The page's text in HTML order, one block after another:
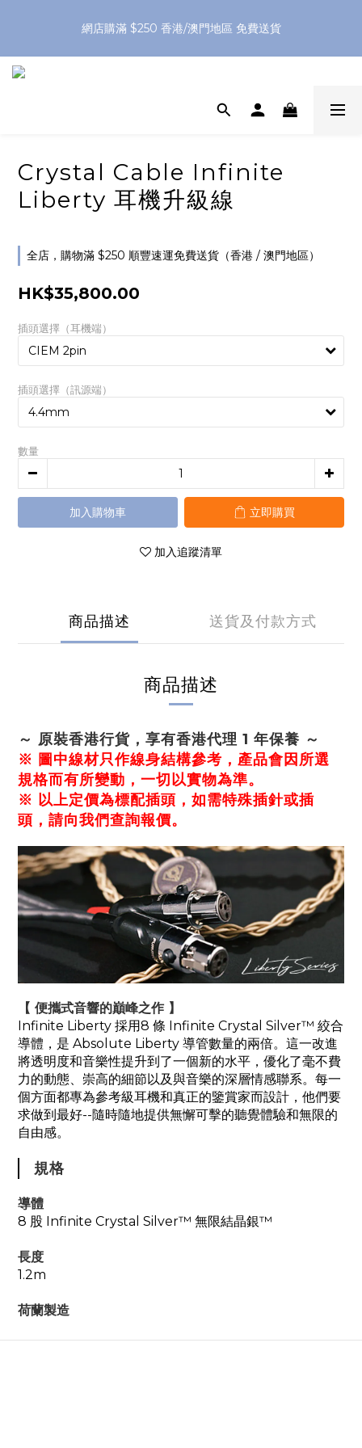
網店購滿 $250 香港/澳門地區 免費送貨
XPay（先買後付 免息分 3 期）- 新用戶首次消費滿 HK$100 即
Crystal Cable Infinite
Liberty 耳機升級線
全店，購物滿 $250 順豐速運免費送貨（香港 / 澳門地區）
HK$35,800.00
插頭選擇（耳機端）
插頭選擇（訊源端）
數量
加入購物車 立即購買
加入追蹤清單
商品描述 送貨及付款方式
商品描述
～ 原裝香港行貨，享有香港代理 1 年保養 ～
※ 圖中線材只作線身結構參考，產品會因所選
規格而有所變動，一切以實物為準。
※ 以上定價為標配插頭 ，如需特殊插針或插
頭，請向我們查詢報價。
【 便攜式音響的巔峰之作 】
Infinite Liberty 採用8 條 Infinite Crystal Silver™ 絞合
導體，是 Absolute Liberty 導管數量的兩倍。這一改進
將透明度和音樂性提升到了一個新的水平，優化了毫不費
力的動態、崇高的細節以及與音樂的深層情感聯系。每一
個方面都專為參考級耳機和真正的鑒賞家而設計，他們要
求做到最好--隨時隨地提供無懈可擊的聽覺體驗和無限的
自由感。
規格
導體
8 股 Infinite Crystal Silver™ 無限結晶銀™
長度
1.2m
荷蘭製造